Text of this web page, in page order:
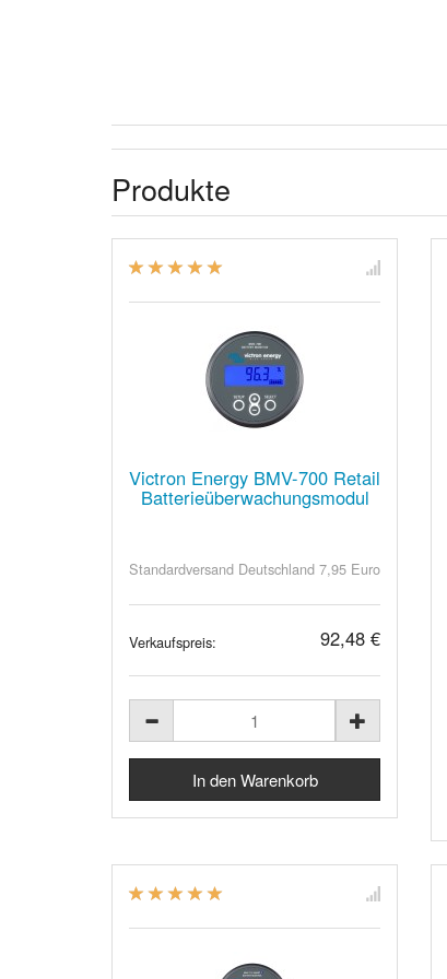
Produkte
Victron Energy BMV-700 Retail
Batterieüberwachungsmodul
Standardversand Deutschland 7,95 Euro
Verkaufspreis: 92,48 €